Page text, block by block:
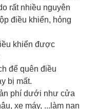
rất nhiều nguyên
điều khiển, hỏng
khiển được
để quên điều
bị mất.
phí dưới như cửa
xe máy, ...làm nan